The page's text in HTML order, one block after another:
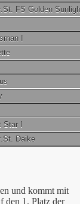
FS Golden
I
Star I
Daike
und kommt mit
den 1. Platz der